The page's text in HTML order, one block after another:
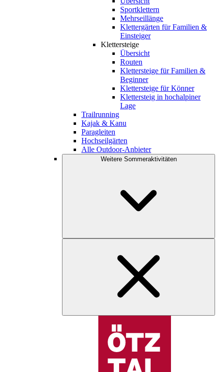
Sportklettern
Mehrseillänge
Klettergärten für Familien &
Einsteiger
Klettersteige
Übersicht
Routen
Klettersteige für Familien &
Beginner
Klettersteige für Könner
Klettersteig in hochalpiner
Lage
Trailrunning
Kajak & Kanu
Paragleiten
Hochseilgärten
Alle Outdoor-Anbieter
Weitere Sommeraktivitäten